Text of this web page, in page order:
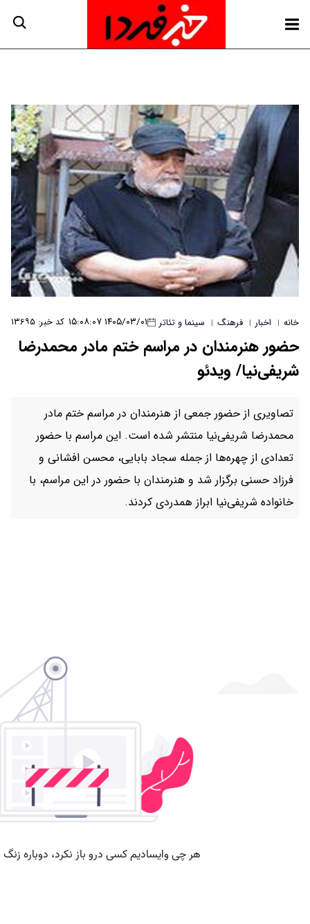
و تئاتر ۱۴۰۵/۰۳/۰۱ ۱۵:۰۸:۰۷ کد خبر: ۱۳۶۹۵
مراسم ختم مادر محمدرضا
هنرمندان در مراسم ختم مادر
شده است. این مراسم با حضور
سجاد بابایی، محسن افشانی و
هنرمندان با حضور در این مراسم، با
همدردی کردند.